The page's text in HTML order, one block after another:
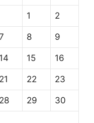
1 2
8 9
14 15 16
21 22 23
28 29 30